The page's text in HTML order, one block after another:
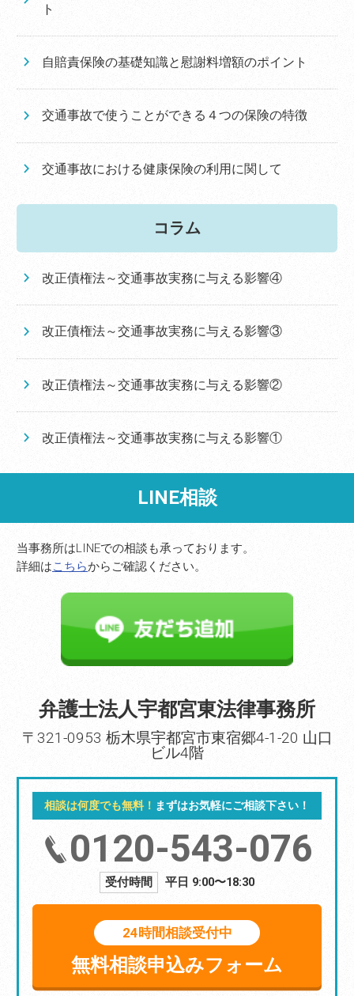
ト
自賠責保険の基礎知識と慰謝料増額のポイント
交通事故で使うことができる４つの保険の特徴
交通事故における健康保険の利用に関して
コラム
改正債権法～交通事故実務に与える影響④
改正債権法～交通事故実務に与える影響③
改正債権法～交通事故実務に与える影響②
改正債権法～交通事故実務に与える影響①
LINE相談
当事務所はLINEでの相談も承っております。
詳細はこちらからご確認ください。
弁護士法人宇都宮東法律事務所
〒321-0953 栃木県宇都宮市東宿郷4-1-20 山口
ビル4階
相談は何度でも無料！ まずはお気軽にご相談下さい！
0120-543-076
受付時間 平日 9:00〜18:30
24時間相談受付中
無料相談申込みフォーム